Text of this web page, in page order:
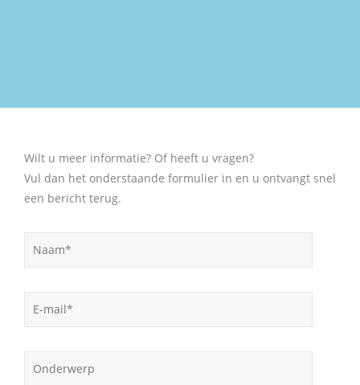
Wilt u meer informatie? Of heeft u vragen?
Vul dan het onderstaande formulier in en u ontvangt snel
een bericht terug.